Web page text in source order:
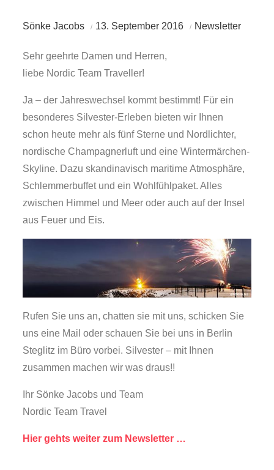
Sönke Jacobs 13. September 2016 Newsletter
Sehr geehrte Damen und Herren,
liebe Nordic Team Traveller!
Ja – der Jahreswechsel kommt bestimmt! Für ein
besonderes Silvester-Erleben bieten wir Ihnen
schon heute mehr als fünf Sterne und Nordlichter,
nordische Champagnerluft und eine Wintermärchen-
Skyline. Dazu skandinavisch maritime Atmosphäre,
Schlemmerbuffet und ein Wohlfühlpaket. Alles
zwischen Himmel und Meer oder auch auf der Insel
aus Feuer und Eis.
Rufen Sie uns an, chatten sie mit uns, schicken Sie
uns eine Mail oder schauen Sie bei uns in Berlin
Steglitz im Büro vorbei. Silvester – mit Ihnen
zusammen machen wir was draus!!
Ihr Sönke Jacobs und Team
Nordic Team Travel
Hier gehts weiter zum Newsletter …